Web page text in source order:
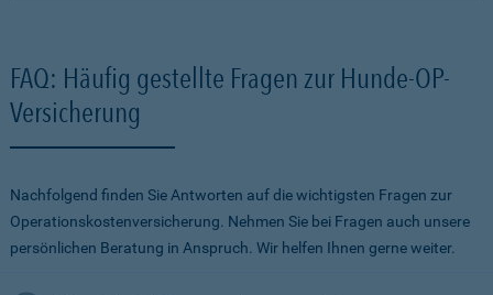
FAQ: Häufig gestellte Fragen zur Hunde-OP-
Versicherung
Nachfolgend finden Sie Antworten auf die wichtigsten Fragen zur
Operationskostenversicherung. Nehmen Sie bei Fragen auch unsere
persönlichen Beratung in Anspruch. Wir helfen Ihnen gerne weiter.